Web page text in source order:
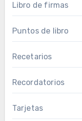
Libro de firmas
Puntos de libro
Recetarios
Recordatorios
Tarjetas